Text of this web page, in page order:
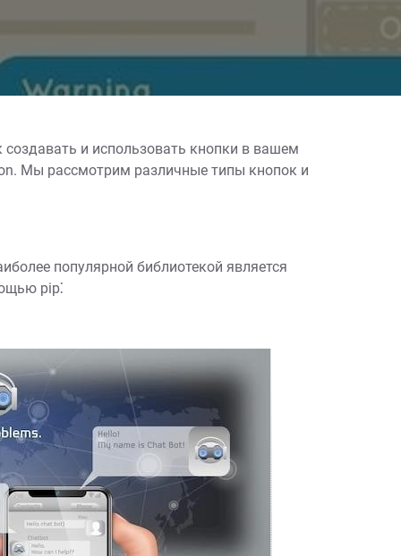
создавать и использовать кнопки в вашем
Мы рассмотрим различные типы кнопок и
популярной библиотекой является
pip⁚